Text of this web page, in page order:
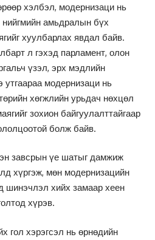
хэлбэл, модернизаци нь
амьдралын бүх
хуулбарлах явдал байв.
л гэхэд парламент, олон
үзэл, эрх мэдлийн
утгаараа модернизаци нь
хөгжлийн урьдач нөхцөл
зохион байгуулалттайгаар
болж байв.
завсрын үе шатыг дамжиж
хүргэж, мөн модернизацийн
шинэчлэл хийх замаар хеен
хүрэв.
гол хэрэгсэл нь өрнөдийн